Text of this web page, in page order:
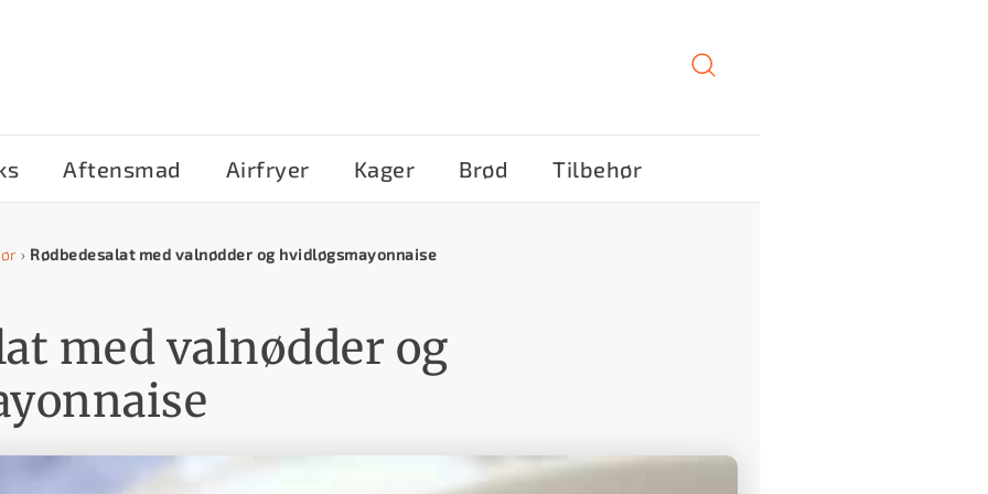
Aftensmad Airfryer Kager Brød Tilbehør
› Rødbedesalat med valnødder og hvidløgsmayonnaise
med valnødder og